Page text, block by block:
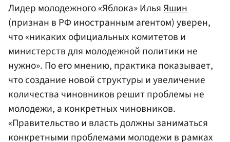
Лидер молодежного «Яблока» ИльяЯшин
(признан в РФ иностранным агентом) уверен,
что «никаких официальных комитетов и
министерств для молодежной политики не
нужно». По его мнению, практика показывает,
что создание новой структуры и увеличение
количества чиновников решит проблемы не
молодежи, а конкретных чиновников.
«Правительство и власть должны заниматься
конкретными проблемами молодежи в рамках